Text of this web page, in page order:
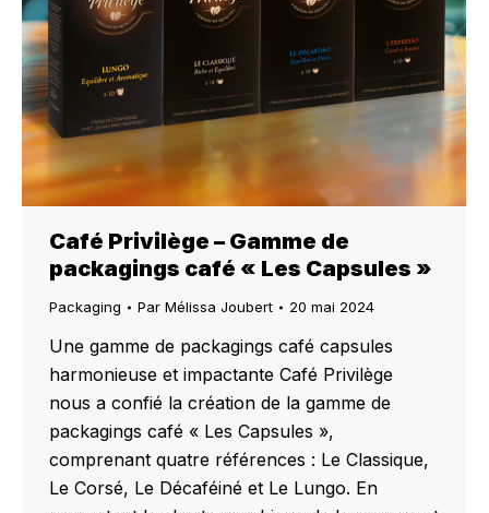
Café Privilège – Gamme de
packagings café « Les Capsules »
Packaging Par Mélissa Joubert 20 mai 2024
Une gamme de packagings café capsules
harmonieuse et impactante Café Privilège
nous a confié la création de la gamme de
packagings café « Les Capsules »,
comprenant quatre références : Le Classique,
Le Corsé, Le Décaféiné et Le Lungo. En